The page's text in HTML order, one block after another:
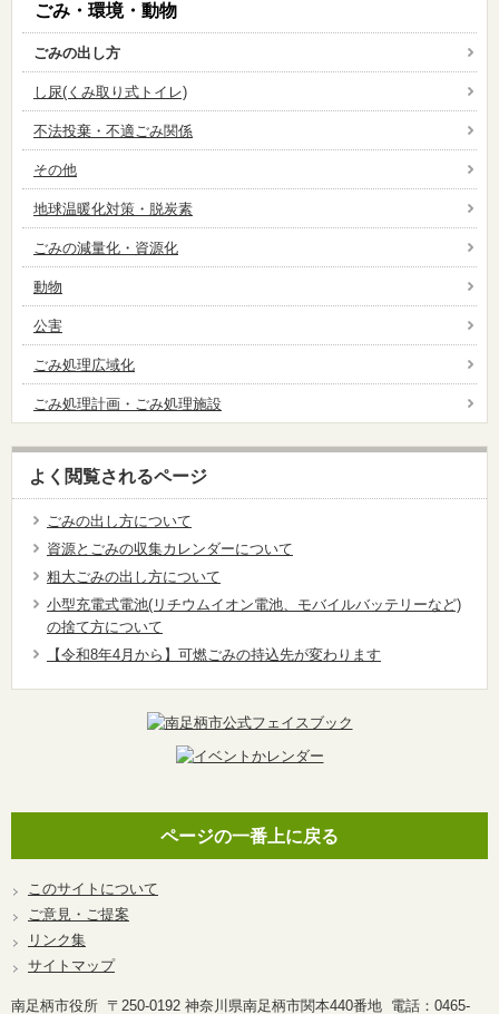
ごみ・環境・動物
ごみの出し方
し尿(くみ取り式トイレ)
不法投棄・不適ごみ関係
その他
地球温暖化対策・脱炭素
ごみの減量化・資源化
動物
公害
ごみ処理広域化
ごみ処理計画・ごみ処理施設
よく閲覧されるページ
ごみの出し方について
資源とごみの収集カレンダーについて
粗大ごみの出し方について
小型充電式電池(リチウムイオン電池、モバイルバッテリーなど)
の捨て方について
【令和8年4月から】可燃ごみの持込先が変わります
ページの一番上に戻る
このサイトについて
ご意見・ご提案
リンク集
サイトマップ
南足柄市役所 〒250-0192 神奈川県南足柄市関本440番地 電話：0465-